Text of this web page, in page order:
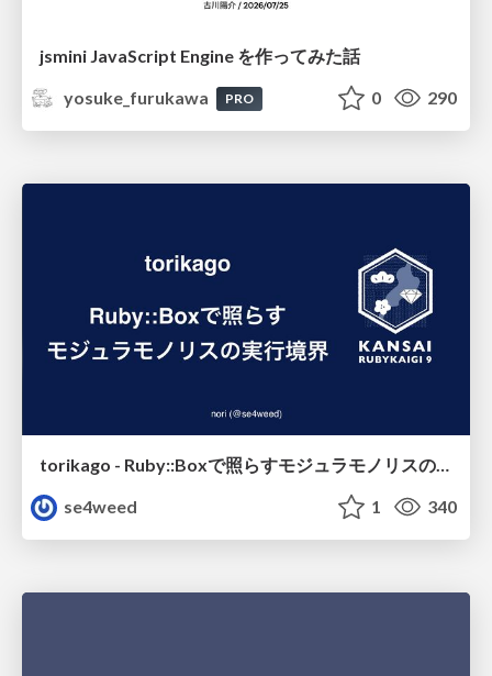
jsmini JavaScript Engine を作ってみた話
yosuke_furukawa
PRO 0 290
torikago - Ruby::Boxで照らすモジュラモノリスの実行境界
se4weed
1 340